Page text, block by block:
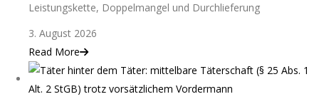
Leistungskette, Doppelmangel und Durchlieferung
3. August 2026
Read More